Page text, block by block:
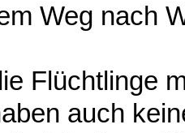
Weg nach
Flüchtlinge
auch